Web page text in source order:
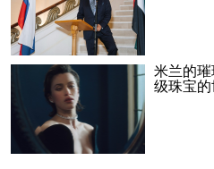
米兰的
级珠宝